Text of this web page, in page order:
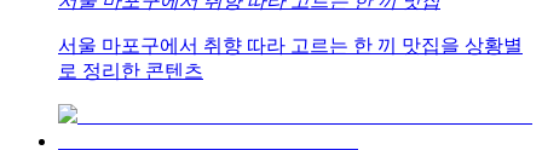
서울 마포구에서 취향 따라 고르는 한 끼 맛집을 상황별
로 정리한 콘텐츠